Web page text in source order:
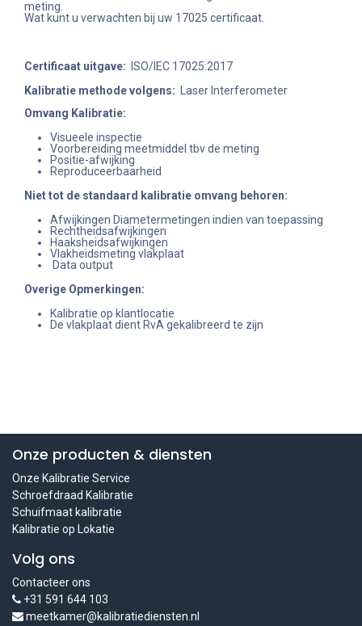
meting.
Wat kunt u verwachten bij uw 17025 certificaat.
Certificaat uitgave: ISO/IEC 17025:2017
Kalibratie methode volgens: Laser Interferometer
Omvang Kalibratie:
Visueele inspectie
Voorbereiding meetmiddel tbv de meting
Positie-afwijking
Reproduceerbaarheid
Niet tot de standaard kalibratie omvang behoren:
Afwijkingen Diametermetingen indien van toepassing
Rechtheidsafwijkingen
Haaksheidsafwijkingen
Vlakheidsmeting vlakplaat
Data output
Overige Opmerkingen:
Kalibratie op klantlocatie
De vlakplaat dient RvA gekalibreerd te zijn
Onze producten & diensten
Onze Kalibratie Service
Schroefdraad Kalibratie
Schuifmaat kalibratie
Kalibratie op Lokatie
Volg ons
Contacteer ons
+31 591 644 103
meetkamer@kalibratiediensten.nl